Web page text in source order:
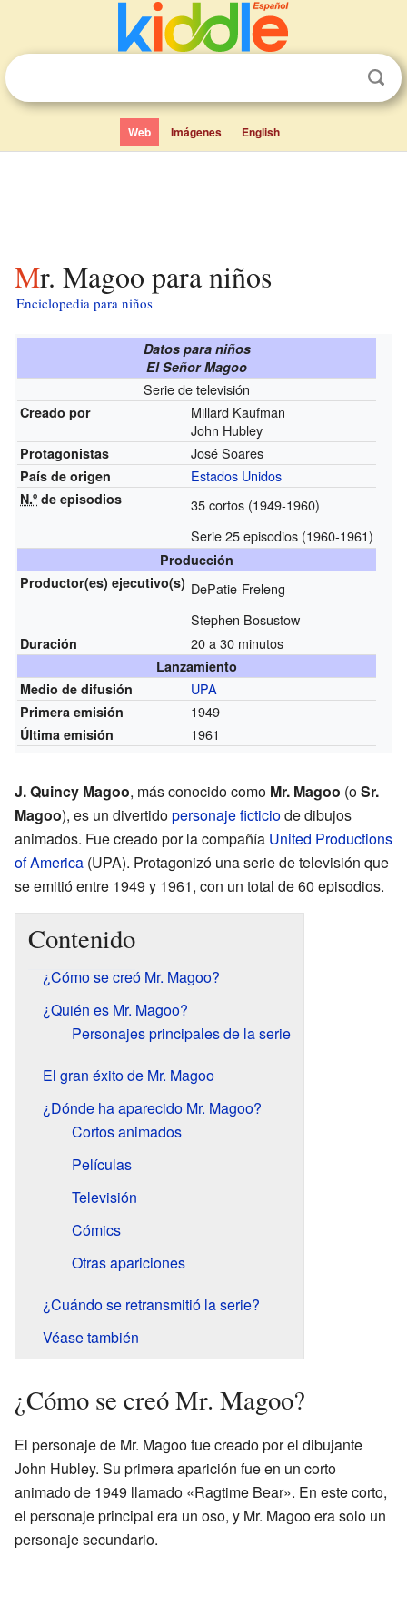
Web Imágenes English
Mr. Magoo para niños
Enciclopedia para niños
Datos para niños
El Señor Magoo
Serie de televisión
Creado por
Millard Kaufman
John Hubley
Protagonistas José Soares
País de origen Estados Unidos
N.º de episodios
35 cortos (1949-1960)
Serie 25 episodios (1960-1961)
Producción
Productor(es) ejecutivo(s) DePatie-Freleng
Stephen Bosustow
Duración 20 a 30 minutos
Lanzamiento
Medio de difusión
UPA
Primera emisión 1949
Última emisión 1961
J. Quincy Magoo, más conocido como Mr. Magoo (oSr.
Magoo), es un divertidopersonaje ficticiode dibujos
animados. Fue creado por la compañía United Productions
of America (UPA). Protagonizó una serie de televisión que
se emitió entre 1949 y 1961, con un total de 60 episodios.
Contenido
¿Cómo se creó Mr. Magoo?
¿Quién es Mr. Magoo?
Personajes principales de la serie
El gran éxito de Mr. Magoo
¿Dónde ha aparecido Mr. Magoo?
Cortos animados
Películas
Televisión
Cómics
Otras apariciones
¿Cuándo se retransmitió la serie?
Véase también
¿Cómo se creó Mr. Magoo?
El personaje de Mr. Magoo fue creado por el dibujante
John Hubley. Su primera aparición fue en un corto
animado de 1949 llamado «Ragtime Bear». En este corto,
el personaje principal era un oso, y Mr. Magoo era solo un
personaje secundario.